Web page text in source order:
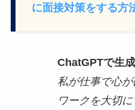
に面接対策をする方
ChatGPTで生
私が仕事で心
ワークを大切